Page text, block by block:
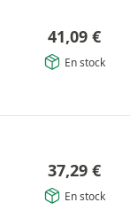
41,09 €
En stock
37,29 €
En stock